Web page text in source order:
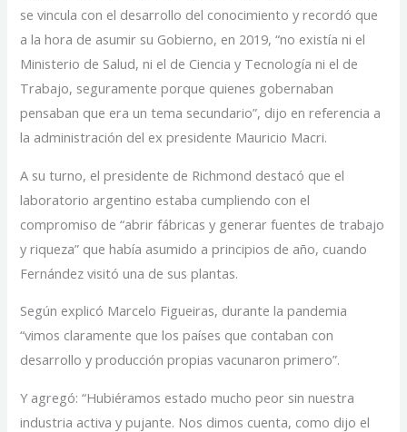
se vincula con el desarrollo del conocimiento y recordó que
a la hora de asumir su Gobierno, en 2019, “no existía ni el
Ministerio de Salud, ni el de Ciencia y Tecnología ni el de
Trabajo, seguramente porque quienes gobernaban
pensaban que era un tema secundario”, dijo en referencia a
la administración del ex presidente Mauricio Macri.
A su turno, el presidente de Richmond destacó que el
laboratorio argentino estaba cumpliendo con el
compromiso de “abrir fábricas y generar fuentes de trabajo
y riqueza” que había asumido a principios de año, cuando
Fernández visitó una de sus plantas.
Según explicó Marcelo Figueiras, durante la pandemia
“vimos claramente que los países que contaban con
desarrollo y producción propias vacunaron primero”.
Y agregó: “Hubiéramos estado mucho peor sin nuestra
industria activa y pujante. Nos dimos cuenta, como dijo el